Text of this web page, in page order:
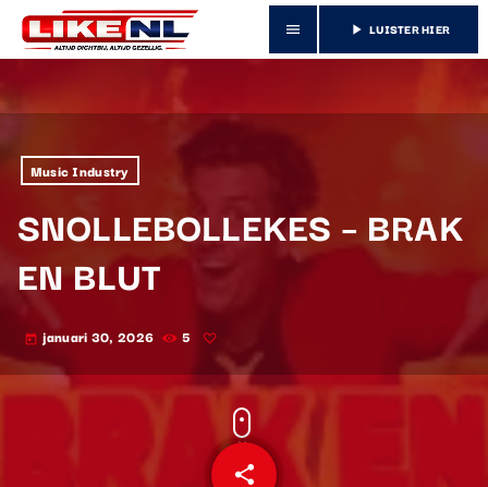
menu play_arrow LUISTER HIER
Music Industry
SNOLLEBOLLEKES – BRAK
EN BLUT
today januari 30, 2026 5
share
email